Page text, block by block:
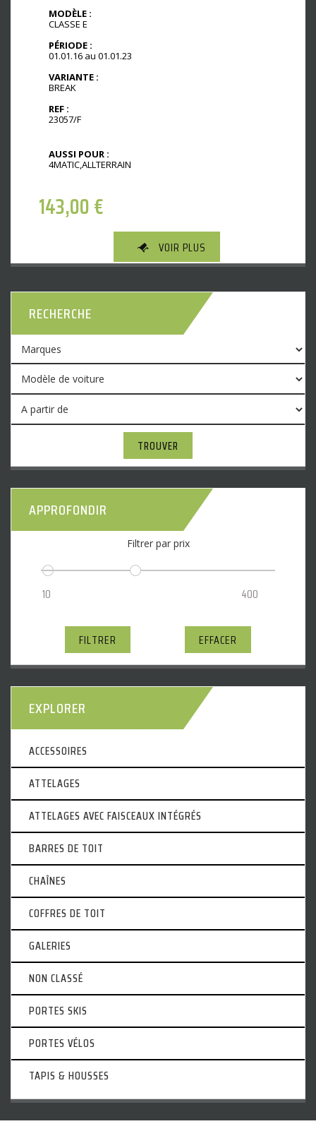
MODÈLE :
CLASSE E
PÉRIODE :
01.01.16 au 01.01.23
VARIANTE :
BREAK
REF :
23057/F
AUSSI POUR :
4MATIC,ALLTERRAIN
143,00€
VOIR PLUS
RECHERCHE
TROUVER
APPROFONDIR
Filtrer par prix
FILTRER EFFACER
EXPLORER
ACCESSOIRES
ATTELAGES
ATTELAGES AVEC FAISCEAUX INTÉGRÉS
BARRES DE TOIT
CHAÎNES
COFFRES DE TOIT
GALERIES
NON CLASSÉ
PORTES SKIS
PORTES VÉLOS
TAPIS & HOUSSES